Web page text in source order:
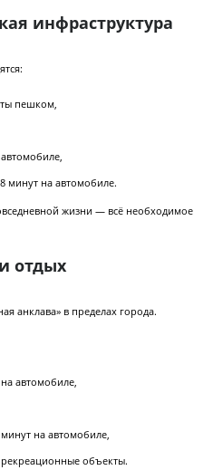
инфраструктура
пешком,
минут на автомобиле.
жизни — всё необходимое
отдых
анклава» в пределах города.
автомобиле,
на автомобиле,
объекты.